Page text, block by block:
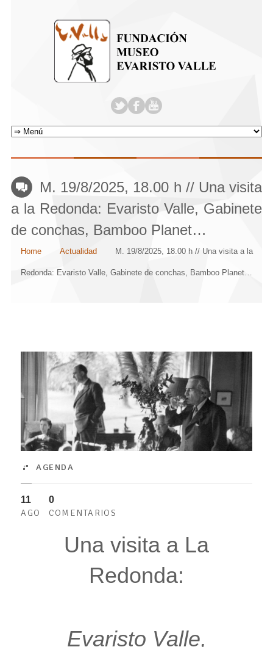
M. 19/8/2025, 18.00 h // Una visita
a la Redonda: Evaristo Valle, Gabinete
de conchas, Bamboo Planet…
Home Actualidad M. 19/8/2025, 18.00 h // Una visita a la
Redonda: Evaristo Valle, Gabinete de conchas, Bamboo Planet…
AGENDA
11
AGO
0
COMENTARIOS
Una visita a La
Redonda:
Evaristo Valle,